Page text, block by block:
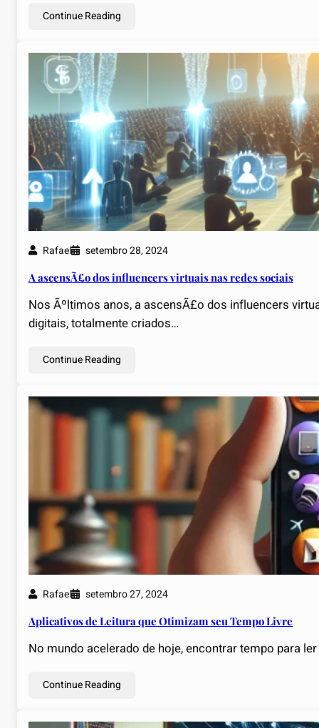
Continue Reading
Rafael setembro 28, 2024
A ascensÃ£o dos influencers virtuais nas redes sociais
Nos Ãºltimos anos, a ascensÃ£o dos influencers
digitais, totalmente criados…
Continue Reading
Rafael setembro 27, 2024
Aplicativos de Leitura que Otimizam seu Tempo Livre
No mundo acelerado de hoje, encontrar tempo para
Continue Reading